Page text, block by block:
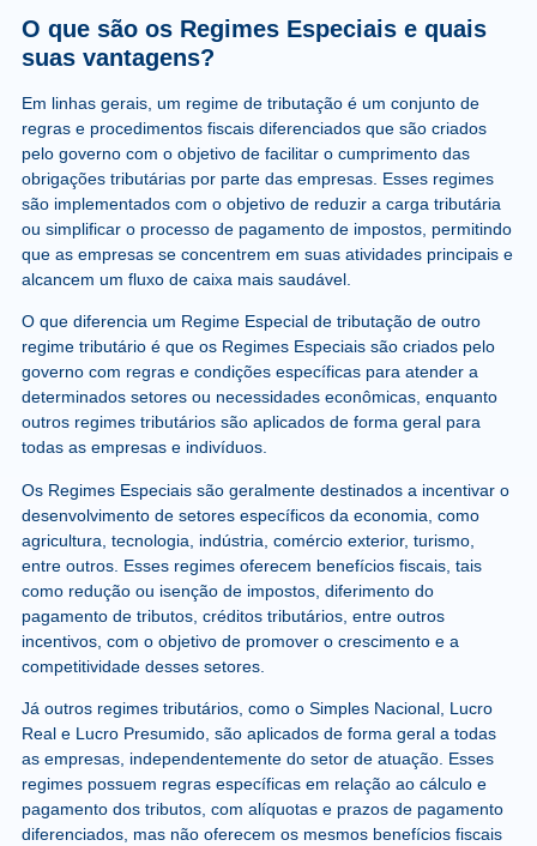
O que são os Regimes Especiais e quais
suas vantagens?
Em linhas gerais, um regime de tributação é um conjunto de
regras e procedimentos fiscais diferenciados que são criados
pelo governo com o objetivo de facilitar o cumprimento das
obrigações tributárias por parte das empresas. Esses regimes
são implementados com o objetivo de reduzir a carga tributária
ou simplificar o processo de pagamento de impostos, permitindo
que as empresas se concentrem em suas atividades principais e
alcancem um fluxo de caixa mais saudável.
O que diferencia um Regime Especial de tributação de outro
regime tributário é que os Regimes Especiais são criados pelo
governo com regras e condições específicas para atender a
determinados setores ou necessidades econômicas, enquanto
outros regimes tributários são aplicados de forma geral para
todas as empresas e indivíduos.
Os Regimes Especiais são geralmente destinados a incentivar o
desenvolvimento de setores específicos da economia, como
agricultura, tecnologia, indústria, comércio exterior, turismo,
entre outros. Esses regimes oferecem benefícios fiscais, tais
como redução ou isenção de impostos, diferimento do
pagamento de tributos, créditos tributários, entre outros
incentivos, com o objetivo de promover o crescimento e a
competitividade desses setores.
Já outros regimes tributários, como o Simples Nacional, Lucro
Real e Lucro Presumido, são aplicados de forma geral a todas
as empresas, independentemente do setor de atuação. Esses
regimes possuem regras específicas em relação ao cálculo e
pagamento dos tributos, com alíquotas e prazos de pagamento
diferenciados, mas não oferecem os mesmos benefícios fiscais